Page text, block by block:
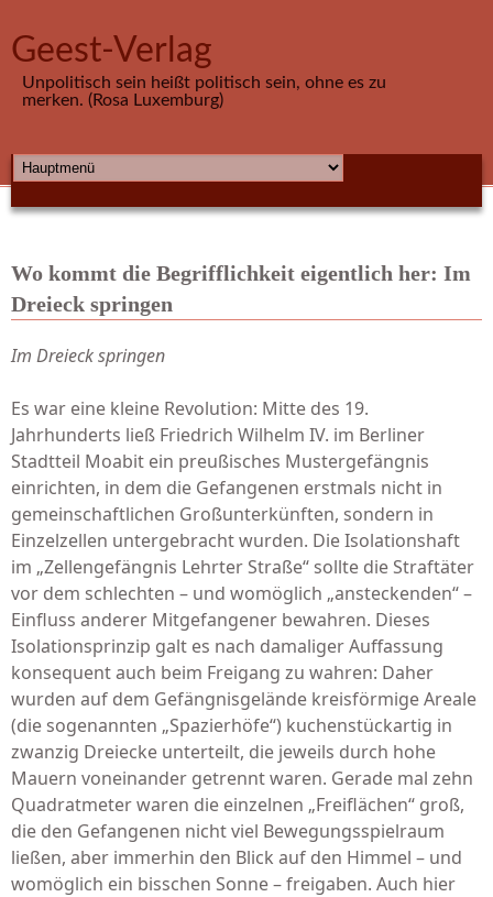
Geest-Verlag
Unpolitisch sein heißt politisch sein, ohne es zu
merken. (Rosa Luxemburg)
HAUPTMENÜ
Wo kommt die Begrifflichkeit eigentlich her: Im
Dreieck springen
Im Dreieck springen
Es war eine kleine Revolution: Mitte des 19.
Jahrhunderts ließ Friedrich Wilhelm IV. im Berliner
Stadtteil Moabit ein preußisches Mustergefängnis
einrichten, in dem die Gefangenen erstmals nicht in
gemeinschaftlichen Großunterkünften, sondern in
Einzelzellen untergebracht wurden. Die Isolationshaft
im „Zellengefängnis Lehrter Straße“ sollte die Straftäter
vor dem schlechten – und womöglich „ansteckenden“ –
Einfluss anderer Mitgefangener bewahren. Dieses
Isolationsprinzip galt es nach damaliger Auffassung
konsequent auch beim Freigang zu wahren: Daher
wurden auf dem Gefängnisgelände kreisförmige Areale
(die sogenannten „Spazierhöfe“) kuchenstückartig in
zwanzig Dreiecke unterteilt, die jeweils durch hohe
Mauern voneinander getrennt waren. Gerade mal zehn
Quadratmeter waren die einzelnen „Freiflächen“ groß,
die den Gefangenen nicht viel Bewegungsspielraum
ließen, aber immerhin den Blick auf den Himmel – und
womöglich ein bisschen Sonne – freigaben. Auch hier